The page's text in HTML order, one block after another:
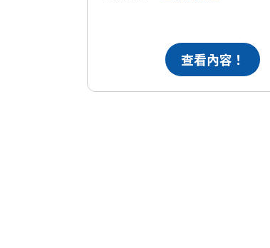
查看內容！